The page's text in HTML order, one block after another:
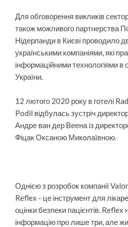
Для обговорення викликів
також можливого партнерства
Нідерланди в Києві проводило
українськими компаніями, які
інформаційними технологіями в
України.
12 лютого 2020 року в готелі
Podil відбулась зустріч
Андре ван дер Веена із
Фіцак Оксаною Миколаївною.
Однією з розробок компанії
Reflex - це інструмент для
оцінки безпеки пацієнтів.
інформацію про лише три, але